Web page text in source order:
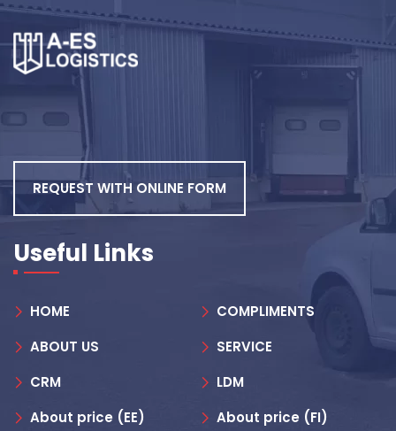
REQUEST WITH ONLINE FORM
Useful Links
HOME
COMPLIMENTS
ABOUT US
SERVICE
CRM
LDM
About price (EE)
About price (FI)